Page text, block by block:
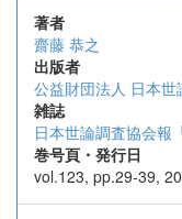
著者
齋藤 恭之
出版者
公益財団法人 日本世
雑誌
日本世論調査協会報
巻号頁・発行日
vol.123, pp.29-39,